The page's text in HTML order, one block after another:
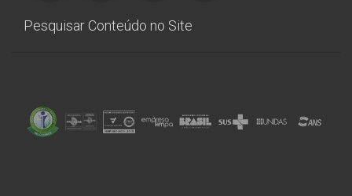
Pesquisar Conteúdo no Site